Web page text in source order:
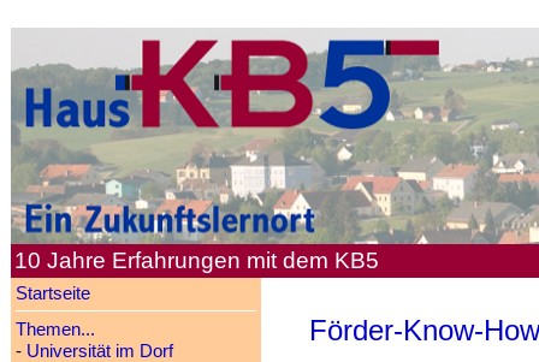
10 Jahre Erfahrungen mit dem KB5
Startseite
Themen...
- Universität im Dorf
Förder-Know-How